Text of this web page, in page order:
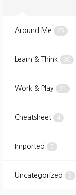
Around Me 25
Learn & Think 86
Work & Play 71
Cheatsheet 4
Imported 3
Uncategorized 2